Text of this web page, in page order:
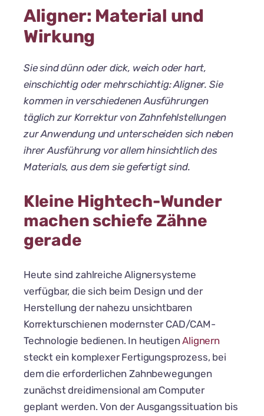
Aligner: Material und
Wirkung
Sie sind dünn oder dick, weich oder hart,
einschichtig oder mehrschichtig: Aligner. Sie
kommen in verschiedenen Ausführungen
täglich zur Korrektur von Zahnfehlstellungen
zur Anwendung und unterscheiden sich neben
ihrer Ausführung vor allem hinsichtlich des
Materials, aus dem sie gefertigt sind.
Kleine Hightech-Wunder
machen schiefe Zähne
gerade
Heute sind zahlreiche Alignersysteme
verfügbar, die sich beim Design und der
Herstellung der nahezu unsichtbaren
Korrekturschienen modernster CAD/CAM-
Technologie bedienen. In heutigenAlignern
steckt ein komplexer Fertigungsprozess, bei
dem die erforderlichen Zahnbewegungen
zunächst dreidimensional am Computer
geplant werden. Von der Ausgangssituation bis